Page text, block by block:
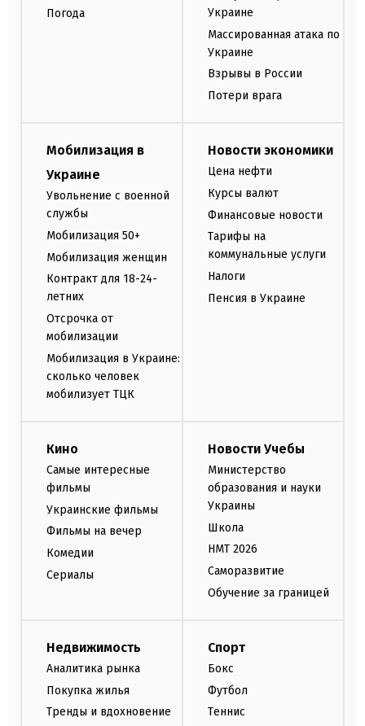
Погода
Украине
Массированная атака по
Украине
Взрывы в России
Потери врага
Мобилизация в
Украине
Увольнение с военной
службы
Мобилизация 50+
Мобилизация женщин
Контракт для 18-24-
летних
Отсрочка от
мобилизации
Мобилизация в Украине:
сколько человек
мобилизует ТЦК
Новости экономики
Цена нефти
Курсы валют
Финансовые новости
Тарифы на
коммунальные услуги
Налоги
Пенсия в Украине
Кино
Самые интересные
фильмы
Украинские фильмы
Фильмы на вечер
Комедии
Сериалы
Новости Учебы
Министерство
образования и науки
Украины
Школа
НМТ 2026
Саморазвитие
Обучение за границей
Недвижимость
Аналитика рынка
Покупка жилья
Тренды и вдохновение
Спорт
Бокс
Футбол
Теннис